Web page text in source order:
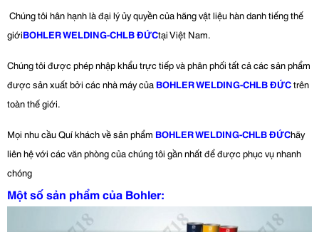
Chúng tôi hân hạnh là đại lý ủy quyền của hãng vật liệu hàn danh tiếng thế
giớiBOHLER WELDING-CHLB ĐỨCtại Việt Nam.
Chúng tôi được phép nhập khẩu trực tiếp và phân phối tất cả các sản phẩm
được sản xuất bởi các nhà máy của BOHLER WELDING-CHLB ĐỨCtrên
toàn thế giới.
Mọi nhu cầu Quí khách về sản phẩm BOHLER WELDING-CHLB ĐỨChãy
liên hệ với các văn phòng của chúng tôi gần nhất để được phục vụ nhanh
chóng
Một số sản phẩm của Bohler: